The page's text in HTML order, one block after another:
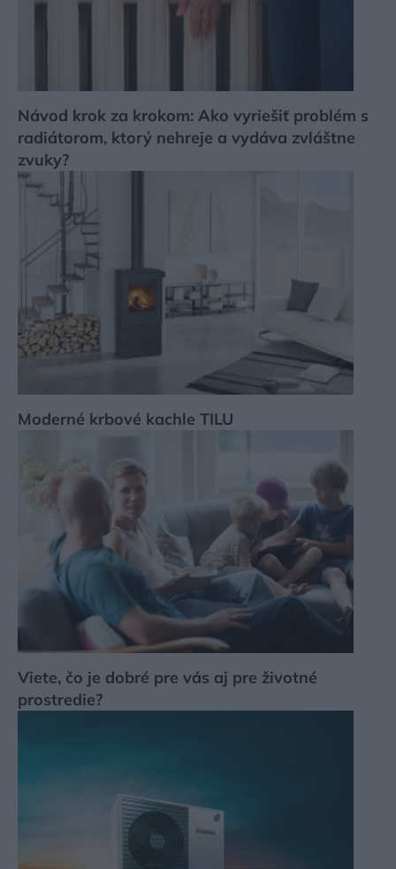
Návod krok za krokom: Ako vyriešiť problém s
radiátorom, ktorý nehreje a vydáva zvláštne
zvuky?
Moderné krbové kachle TILU
Viete, čo je dobré pre vás aj pre životné
prostredie?